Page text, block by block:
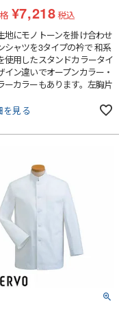
¥7,218税込
地にモノトーンを掛け合わせ
シャツを3タイプの衿で 和系
使用したスタンドカラータイ
イン違いでオープンカラー・
ーカラーもあります。左胸片
を見る